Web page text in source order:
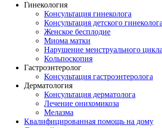
Гинекология
Консультация гинеколога
Консультация детского гинеколога
Женское бесплодие
Миома матки
Нарушение менструального цикла
Кольпоскопия
Гастроэнтеролог
Консультация гастроэнтеролога
Дерматология
Консультация дерматолога
Лечение онихомикоза
Мелазма
Квалифицированная помощь на дому